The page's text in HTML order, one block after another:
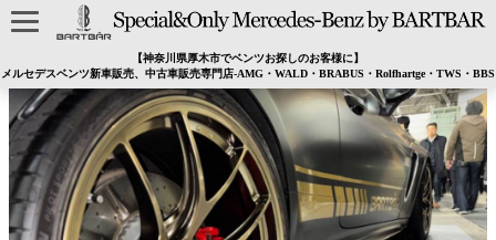
【神奈川県厚木市でベンツお探しのお客様に】
メルセデスベンツ新車販売、中古車販売専門店-AMG・WALD・BRABUS・Rolfhartge・TWS・BBS